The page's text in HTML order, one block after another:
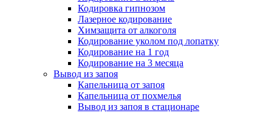
Кодировка гипнозом
Лазерное кодирование
Химзащита от алкоголя
Кодирование уколом под лопатку
Кодирование на 1 год
Кодирование на 3 месяца
Вывод из запоя
Капельница от запоя
Капельница от похмелья
Вывод из запоя в стационаре